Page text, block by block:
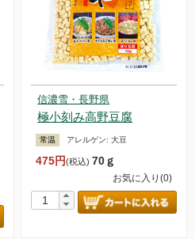
信濃雪・長野県
極小刻み高野豆腐
常温 アレルゲン:大豆
475円(税込)70ｇ
お気に入り(0)